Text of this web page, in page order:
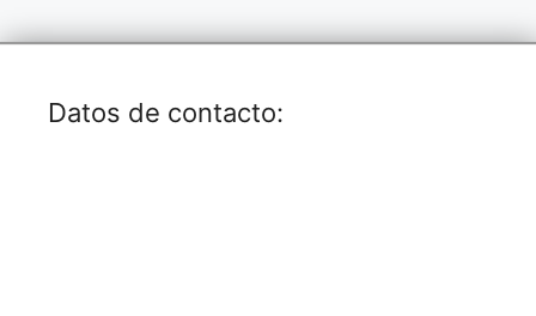
Datos de contacto: